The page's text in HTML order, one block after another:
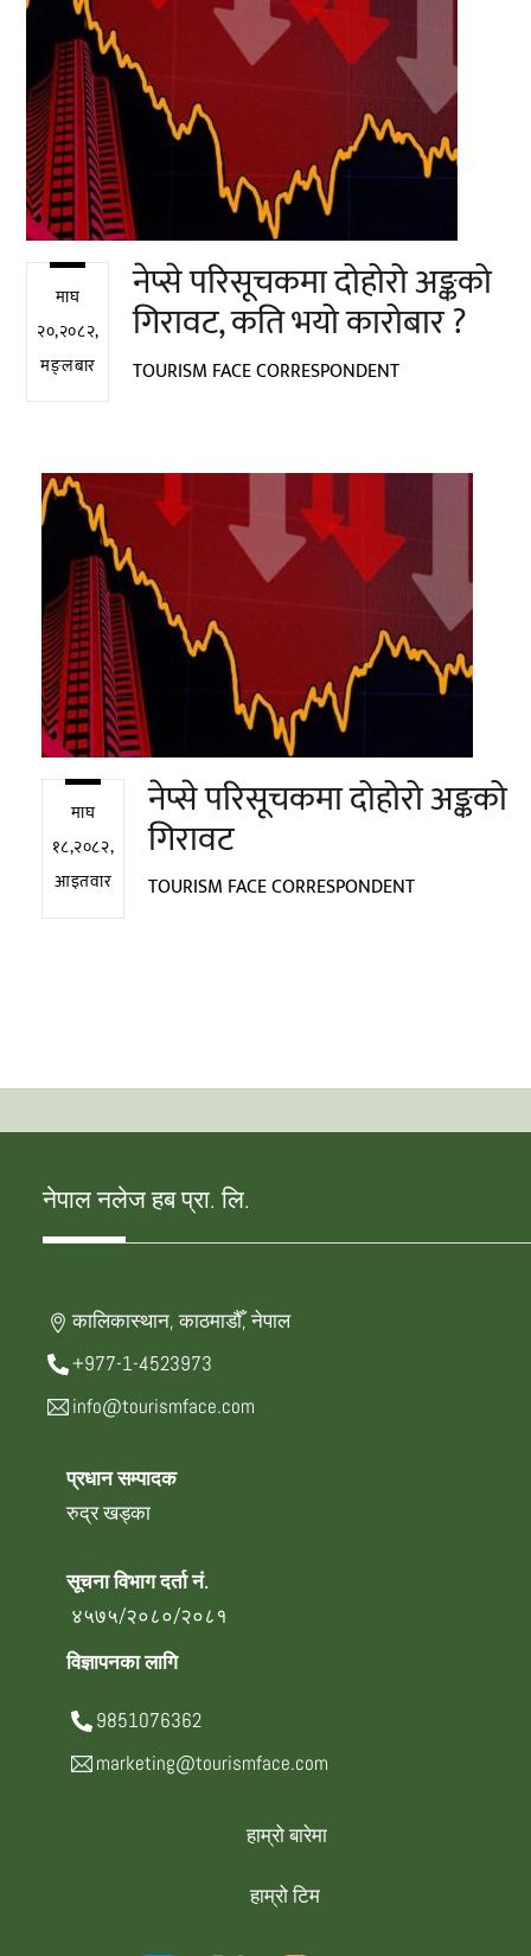
माघ
२०,२०८२,
मङ्लबार
नेप्से परिसूचकमा दोहोरो अङ्कको
गिरावट, कति भयो कारोबार ?
TOURISM FACE CORRESPONDENT
माघ
१८,२०८२,
आइतवार
नेप्से परिसूचकमा दोहोरो अङ्कको
गिरावट
TOURISM FACE CORRESPONDENT
नेपाल नलेज हब प्रा. लि.
कालिकास्थान, काठमाडौँ, नेपाल
+977-1-4523973
info@tourismface.com
प्रधान सम्पादक
रुद्र खड्का
सूचना विभाग दर्ता नं.
४५७५/२०८०/२०८१
विज्ञापनका लागि
9851076362
marketing@tourismface.com
हाम्रो बारेमा
हाम्रो टिम